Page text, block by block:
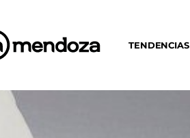
TENDENCIAS